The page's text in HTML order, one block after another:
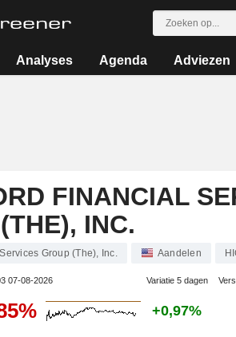
Analyses Agenda Adviezen
FINANCIAL
INC.
Group (The), Inc. Aandelen
07-08-2026 Variatie 5 dagen
+0,97%